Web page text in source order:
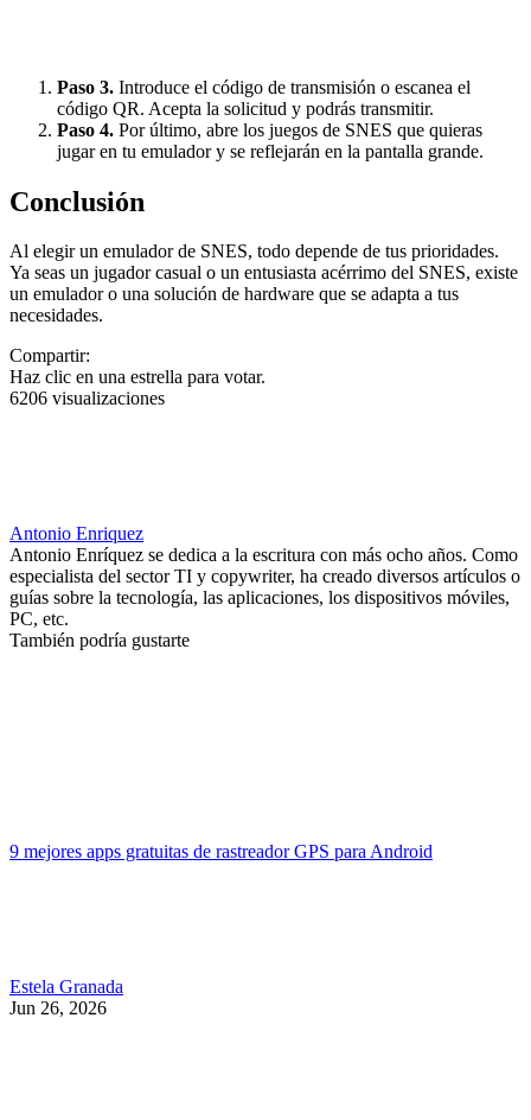
Paso 3. Introduce el código de transmisión o escanea el
código QR. Acepta la solicitud y podrás transmitir.
Paso 4. Por último, abre los juegos de SNES que quieras
jugar en tu emulador y se reflejarán en la pantalla grande.
Conclusión
Al elegir un emulador de SNES, todo depende de tus prioridades.
Ya seas un jugador casual o un entusiasta acérrimo del SNES, existe
un emulador o una solución de hardware que se adapta a tus
necesidades.
Compartir:
Haz clic en una estrella para votar.
6206 visualizaciones
Antonio Enriquez
Antonio Enríquez se dedica a la escritura con más ocho años. Como
especialista del sector TI y copywriter, ha creado diversos artículos o
guías sobre la tecnología, las aplicaciones, los dispositivos móviles,
PC, etc.
También podría gustarte
9 mejores apps gratuitas de rastreador GPS para Android
Estela Granada
Jun 26, 2026